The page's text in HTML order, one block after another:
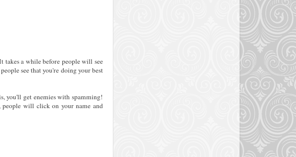
takes a while before people will see
see that you're doing your best
you'll get enemies with spamming!
people will click on your name and